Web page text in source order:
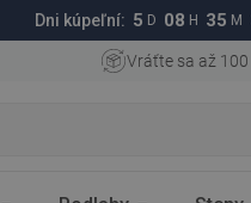
Dni kúpeľní: 5 D 08 H 35 M
Vráťte sa až